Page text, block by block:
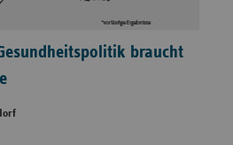
braucht